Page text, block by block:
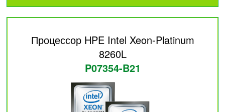
Процессор HPE Intel Xeon-Platinum
8260L
P07354-B21